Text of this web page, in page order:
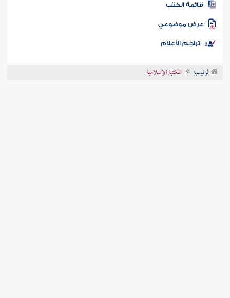
المكتبة
الكتب
موضوعي
تراجم الأعلام
الرئيسية المكتبة الإسلامية